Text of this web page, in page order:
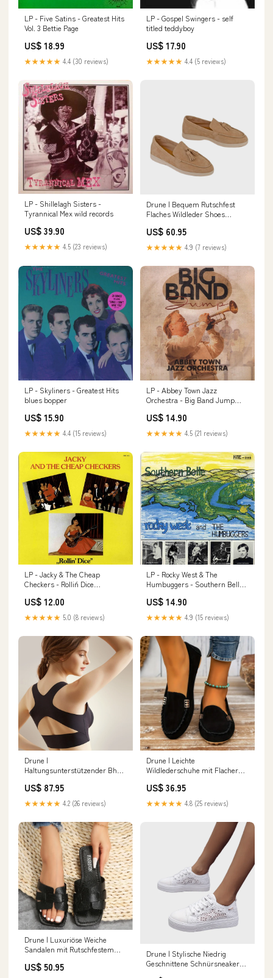
LP - Five Satins - Greatest Hits
Vol. 3 Bettie Page
US$ 18.99
★★★★★ 4.4 (30 reviews)
LP - Gospel Swingers - self
titled teddyboy
US$ 17.90
★★★★★ 4.4 (5 reviews)
LP - Shillelagh Sisters -
Tyrannical Mex wild records
US$ 39.90
★★★★★ 4.5 (23 reviews)
Drune | Bequem Rutschfest
Flaches Wildleder Shoes
US$ 60.95
★★★★★ 4.9 (7 reviews)
LP - Skyliners - Greatest Hits
blues bopper
US$ 15.90
★★★★★ 4.4 (15 reviews)
LP - Abbey Town Jazz
Orchestra - Big Band Jump
US$ 14.90
★★★★★ 4.5 (21 reviews)
LP - Jacky & The Cheap
Checkers - Rollin´ Dice
US$ 12.00
★★★★★ 5.0 (8 reviews)
LP - Rocky West & The
Humbuggers - Southern Belle
US$ 14.90
★★★★★ 4.9 (15 reviews)
Drune |
Haltungsunterstützender Bh
Rückenpanel Zur Ausrichtung
Der Wirbelsäule m
US$ 87.95
★★★★★ 4.2 (26 reviews)
Drune | Leichte
Wildlederschuhe mit Flacher
sweaters-ai
US$ 36.95
★★★★★ 4.8 (25 reviews)
Drune | Luxuriöse Weiche
Sandalen mit Rutschfestem
US$ 50.95
Drune | Stylische Niedrig
Geschnittene Schnürsneakers